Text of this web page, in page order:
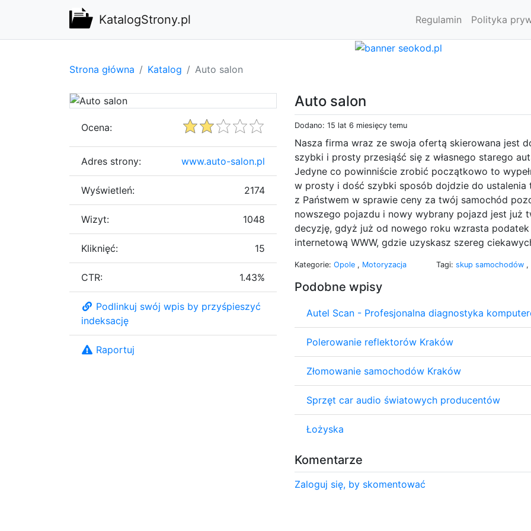
KatalogStrony.pl Regulamin Polityka
Strona główna Katalog Auto salon
Auto salon
Dodano: 15 lat 6 miesięcy temu
Nasza firma wraz ze swoja ofertą skierowana jest
szybki i prosty przesiąść się z własnego starego
Jedyne co powinniście zrobić początkowo to
w prosty i dość szybki sposób dojdzie do ustalenia
z Państwem w sprawie ceny za twój samochód
nowszego pojazdu i nowy wybrany pojazd jest już
decyzję, gdyż już od nowego roku wzrasta podatek
internetową WWW, gdzie uzyskasz szereg
Kategorie: Opole , Motoryzacja Tagi: skup samochodów ,
Podobne wpisy
Autel Scan - Profesjonalna diagnostyka
Polerowanie reflektorów Kraków
Złomowanie samochodów Kraków
Sprzęt car audio światowych producentów
Łożyska
Komentarze
Zaloguj się, by skomentować
Ocena:
Adres strony: www.auto-salon.pl
Wyświetleń: 2174
Wizyt: 1048
Kliknięć: 15
CTR: 1.43%
Podlinkuj swój wpis by przyśpieszyć
indeksację
Raportuj